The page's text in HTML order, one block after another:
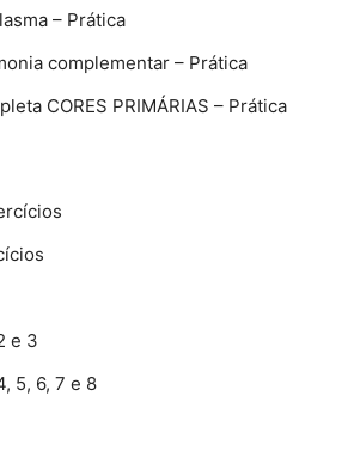
– Prática
complementar – Prática
CORES PRIMÁRIAS – Prática
e 3
5, 6, 7 e 8